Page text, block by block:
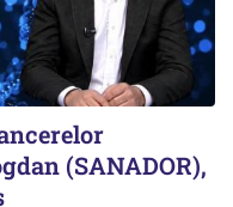
(SANADOR),